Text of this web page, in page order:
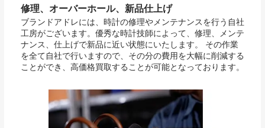
修理、オーバーホール、新品仕上げ
ブランドアドレには、時計の修理やメンテナンスを行う自社
工房がございます。優秀な時計技師によって、修理、メンテ
ナンス、仕上げで新品に近い状態にいたします。 その作業
を全て自社で行いますので、その分の費用を大幅に削減する
ことができ、高価格買取することが可能となっております。